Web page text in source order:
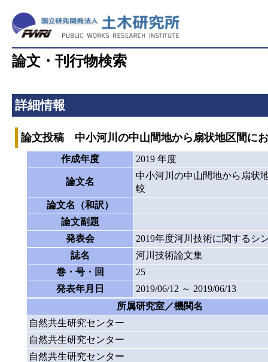
論文・刊行物検索
詳細情報
論文投稿 中小河川の中山間地から扇状地区間に
作成年度 2019 年度
論文名
中小河川の中山間地から扇状
較
論文名（和訳）
論文副題
発表会
2019年度河川技術に関するシ
誌名
河川技術論文集
巻・号・回
25
発表年月日
2019/06/12 ～ 2019/06/13
所属研究室／機関名
自然共生研究センター
自然共生研究センター
自然共生研究センター